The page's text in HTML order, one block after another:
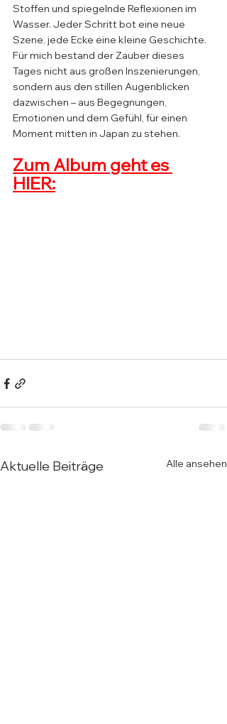
Stoffen und spiegelnde Reflexionen im
Wasser. Jeder Schritt bot eine neue
Szene, jede Ecke eine kleine Geschichte.
Für mich bestand der Zauber dieses
Tages nicht aus großen Inszenierungen,
sondern aus den stillen Augenblicken
dazwischen – aus Begegnungen,
Emotionen und dem Gefühl, für einen
Moment mitten in Japan zu stehen.
Zum Album geht es
HIER:
Aktuelle Beiträge Alle ansehen